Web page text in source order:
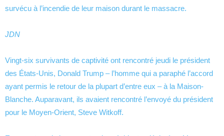
survécu à l’incendie de leur maison durant le massacre.
JDN
Vingt-six survivants de captivité ont rencontré jeudi le président
des États-Unis, Donald Trump – l’homme qui a paraphé l’accord
ayant permis le retour de la plupart d’entre eux – à la Maison-
Blanche. Auparavant, ils avaient rencontré l’envoyé du président
pour le Moyen-Orient, Steve Witkoff.